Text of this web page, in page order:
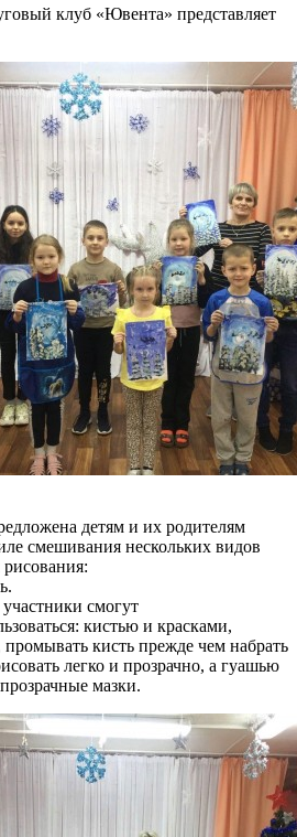
клуб «Ювента» представляет
детям и их родителям
смешивания нескольких видов
участники смогут
кистью и красками,
промывать кисть прежде чем набрать
легко и прозрачно, а гуашью
мазки.